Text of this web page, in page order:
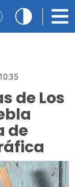
de Los
de